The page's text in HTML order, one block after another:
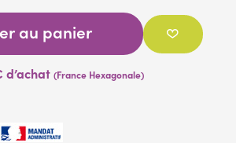
au panier
d’achat(France Hexagonale)